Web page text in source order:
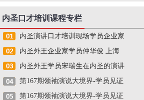
内圣口才培训课程专栏
内圣演讲口才培训现场学员企业家
内圣外王企业家学员仲华俊 上海
内圣外王学员宋瑞生在内圣的演讲
第167期领袖演说大境界-学员见证
第167期领袖演说大境界-学员见证